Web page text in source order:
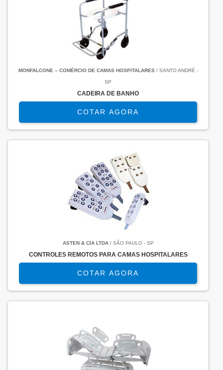
MONFALCONE – COMÉRCIO DE CAMAS HOSPITALARES/ SANTO ANDRÉ -
SP
CADEIRA DE BANHO
COTAR AGORA
ASTEN & CIA LTDA/ SÃO PAULO - SP
CONTROLES REMOTOS PARA CAMAS HOSPITALARES
COTAR AGORA